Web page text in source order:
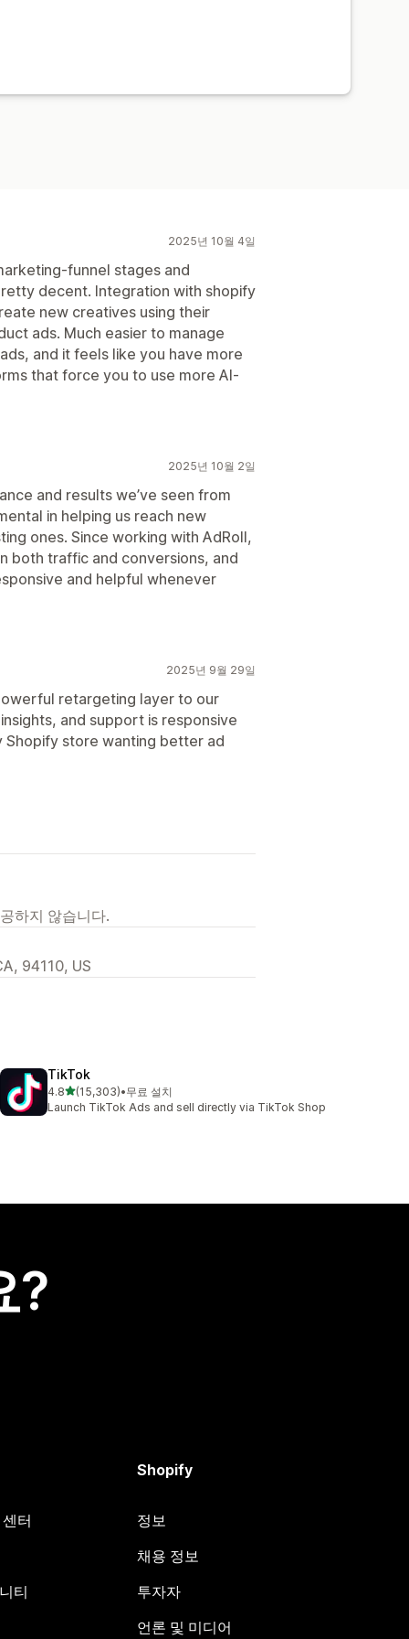
2025년 10월 4일
funnel stages and
decent. Integration with shopify
new creatives using their
ads. Much easier to manage
and it feels like you have more
that force you to use more AI-
2025년 10월 2일
and results we’ve seen from
in helping us reach new
ones. Since working with AdRoll,
both traffic and conversions, and
and helpful whenever
2025년 9월 29일
retargeting layer to our
and support is responsive
Shopify store wanting better ad
하지 않습니다.
94110, US
TikTok
4.8별 5개 중
(15,303)
총 리뷰 15303개
•무료 설치
Launch TikTok Ads and sell directly via TikTok Shop
?
터
티
Shopify
정보
채용 정보
투자자
언론 및 미디어